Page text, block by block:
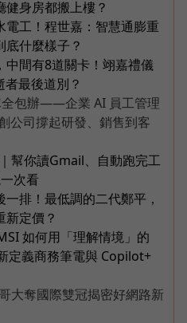
身房都搬上樓？
工！程世嘉：智慧通膨重
底什麼樣子？
中間有8道關卡！翊嘉禮儀
最後道別？
全包辦——企業 AI 員工管理
公司撐起研發、銷售到客
幫你讀Gmail、自動跑完工
次看
排！最低調的二代鄭平，
新定價？
如何用「理解情境」的
定義商務筆電與 Copilot+
大奪國際雙冠揭密好網路新